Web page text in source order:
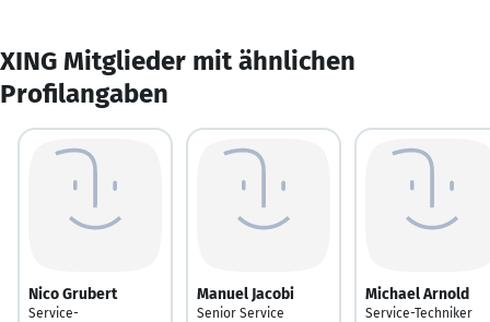
XING Mitglieder mit ähnlichen
Profilangaben
Nico Grubert
Service-
Manuel Jacobi
Senior Service
Michael Arnold
Service-Techniker